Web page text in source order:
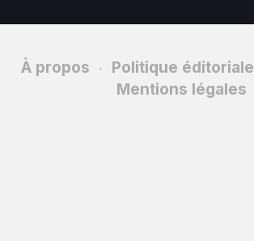
À propos · Politique éditoriale
Mentions légales